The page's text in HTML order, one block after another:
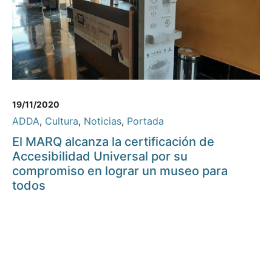
19/11/2020
ADDA, Cultura, Noticias, Portada
El MARQ alcanza la certificación de
Accesibilidad Universal por su
compromiso en lograr un museo para
todos